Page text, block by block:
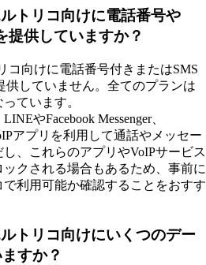
トリコ向けに電話番号や
提供していますか？
コ向けに電話番号付きまたはSMS
供していません。全てのプランは
ています。
やFacebook Messenger、
アプリを利用して通話やメッセー
、これらのアプリやVoIPサービス
クされる場合もあるため、事前に
利用可能か確認することをおすす
トリコ向けにいくつのデー
すか？